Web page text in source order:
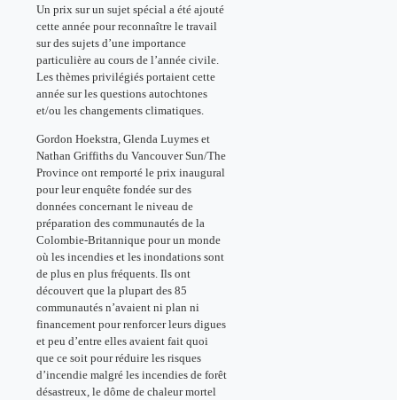
Un prix sur un sujet spécial a été ajouté
cette année pour reconnaître le travail
sur des sujets d’une importance
particulière au cours de l’année civile.
Les thèmes privilégiés portaient cette
année sur les questions autochtones
et/ou les changements climatiques.
Gordon Hoekstra, Glenda Luymes et
Nathan Griffiths du Vancouver Sun/The
Province ont remporté le prix inaugural
pour leur enquête fondée sur des
données concernant le niveau de
préparation des communautés de la
Colombie-Britannique pour un monde
où les incendies et les inondations sont
de plus en plus fréquents. Ils ont
découvert que la plupart des 85
communautés n’avaient ni plan ni
financement pour renforcer leurs digues
et peu d’entre elles avaient fait quoi
que ce soit pour réduire les risques
d’incendie malgré les incendies de forêt
désastreux, le dôme de chaleur mortel